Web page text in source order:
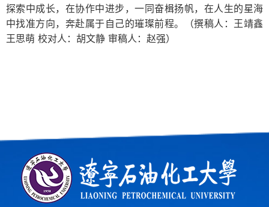
探索中成长，在协作中进步，一同奋楫扬帆，在人生的星海
中找准方向，奔赴属于自己的璀璨前程。（撰稿人：王靖鑫
王思萌 校对人：胡文静 审稿人：赵强）